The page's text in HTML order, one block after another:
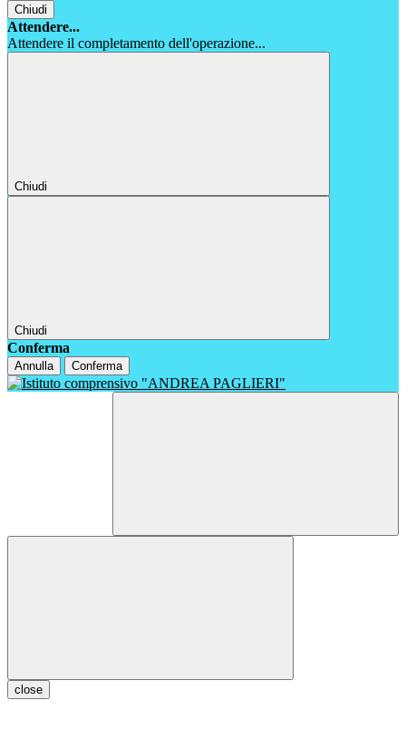
Chiudi
Attendere...
Attendere il completamento dell'operazione...
Chiudi
Chiudi
Conferma
Annulla Conferma
close